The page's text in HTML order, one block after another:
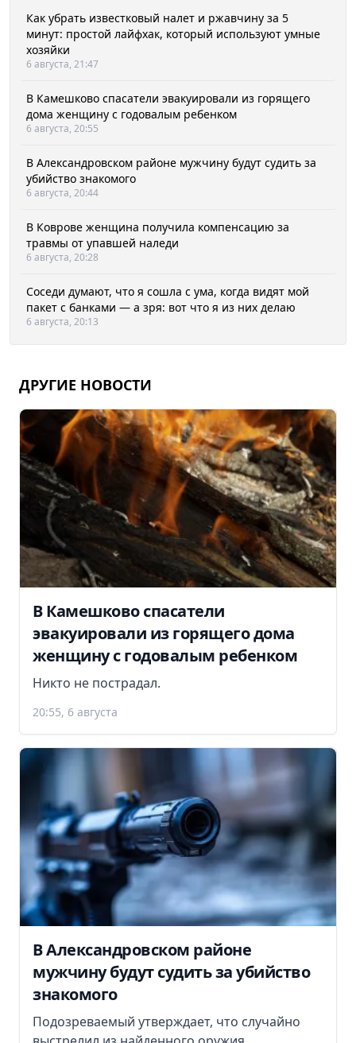
Как убрать известковый налет и ржавчину за 5
минут: простой лайфхак, который используют умные
хозяйки
6 августа, 21:47
В Камешково спасатели эвакуировали из горящего
дома женщину с годовалым ребенком
6 августа, 20:55
В Александровском районе мужчину будут судить за
убийство знакомого
6 августа, 20:44
В Коврове женщина получила компенсацию за
травмы от упавшей наледи
6 августа, 20:28
Соседи думают, что я сошла с ума, когда видят мой
пакет с банками — а зря: вот что я из них делаю
6 августа, 20:13
ДРУГИЕ НОВОСТИ
В Камешково спасатели
эвакуировали из горящего дома
женщину с годовалым ребенком
Никто не пострадал.
20:55, 6 августа
В Александровском районе
мужчину будут судить за убийство
знакомого
Подозреваемый утверждает, что случайно